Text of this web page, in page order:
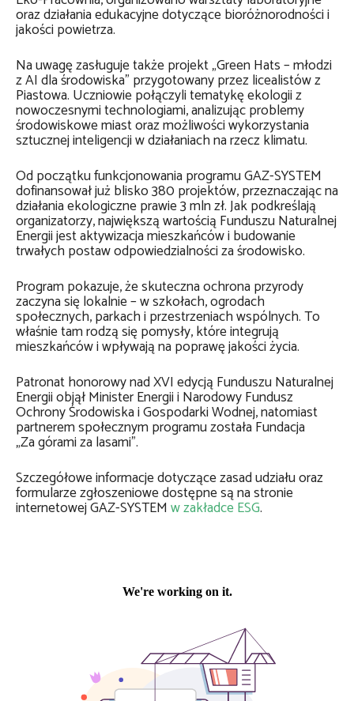
oraz działania edukacyjne dotyczące bioróżnorodności i
jakości powietrza.
Na uwagę zasługuje także projekt „Green Hats – młodzi
z AI dla środowiska” przygotowany przez licealistów z
Piastowa. Uczniowie połączyli tematykę ekologii z
nowoczesnymi technologiami, analizując problemy
środowiskowe miast oraz możliwości wykorzystania
sztucznej inteligencji w działaniach na rzecz klimatu.
Od początku funkcjonowania programu GAZ-SYSTEM
dofinansował już blisko 380 projektów, przeznaczając na
działania ekologiczne prawie 3 mln zł. Jak podkreślają
organizatorzy, największą wartością Funduszu Naturalnej
Energii jest aktywizacja mieszkańców i budowanie
trwałych postaw odpowiedzialności za środowisko.
Program pokazuje, że skuteczna ochrona przyrody
zaczyna się lokalnie – w szkołach, ogrodach
społecznych, parkach i przestrzeniach wspólnych. To
właśnie tam rodzą się pomysły, które integrują
mieszkańców i wpływają na poprawę jakości życia.
Patronat honorowy nad XVI edycją Funduszu Naturalnej
Energii objął Minister Energii i Narodowy Fundusz
Ochrony Środowiska i Gospodarki Wodnej, natomiast
partnerem społecznym programu została Fundacja
„Za górami za lasami”.
Szczegółowe informacje dotyczące zasad udziału oraz
formularze zgłoszeniowe dostępne są na stronie
internetowej GAZ-SYSTEMw zakładce ESG.